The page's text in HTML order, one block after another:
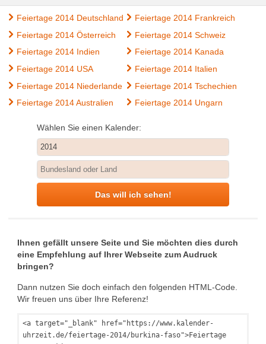
Feiertage 2014 Deutschland
Feiertage 2014 Frankreich
Feiertage 2014 Österreich
Feiertage 2014 Schweiz
Feiertage 2014 Indien
Feiertage 2014 Kanada
Feiertage 2014 USA
Feiertage 2014 Italien
Feiertage 2014 Niederlande
Feiertage 2014 Tschechien
Feiertage 2014 Australien
Feiertage 2014 Ungarn
Wählen Sie einen Kalender:
Das will ich sehen!
Ihnen gefällt unsere Seite und Sie möchten dies durch
eine Empfehlung auf Ihrer Webseite zum Audruck
bringen?
Dann nutzen Sie doch einfach den folgenden HTML-Code.
Wir freuen uns über Ihre Referenz!
<a target="_blank" href="https://www.kalender-
uhrzeit.de/feiertage-2014/burkina-faso">Feiertage